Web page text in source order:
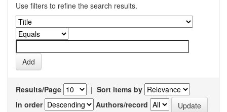
Use filters to refine the search results.
Results/Page | Sort items by
In order
Authors/record